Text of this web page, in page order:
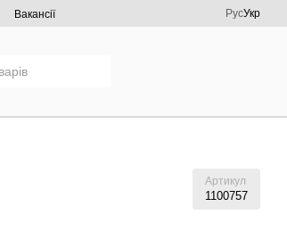
Вакансії
РусУкр
Артикул
1100757